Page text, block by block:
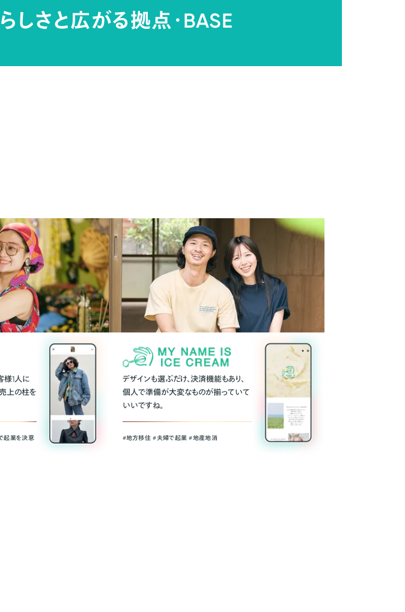
しさと広がる拠点・BASE
様1人に
上の柱を
起業を決意
デザインも選ぶだけ、決済機能もあり、
個人で準備が大変なものが揃っていて
いいですね。
#地方移住 #夫婦で起業 #地産地消